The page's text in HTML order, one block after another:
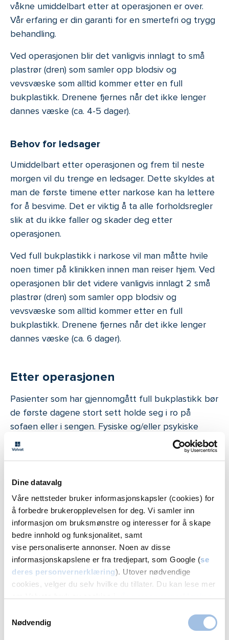
Dine datavalg
Våre nettsteder bruker informasjonskapsler (cookies) for
å forbedre brukeropplevelsen for deg. Vi samler inn
informasjon om bruksmønstre og interesser for å skape
bedre innhold og funksjonalitet, samt
vise personaliserte annonser. Noen av disse
informasjonskapslene er fra tredjepart, som Google (se
deres personvernerklæring). Utover nødvendige
cookies, velger du selv hvilke du tillater. Du kan lese mer
Nødvendig
våkne umiddelbart etter at operasjonen er over.
Vår erfaring er din garanti for en smertefri og trygg
behandling.
Ved operasjonen blir det vanligvis innlagt to små
plastrør (dren) som samler opp blodsiv og
vevsvæske som alltid kommer etter en full
bukplastikk. Drenene fjernes når det ikke lenger
dannes væske (ca. 4-5 dager).
Behov for ledsager
Umiddelbart etter operasjonen og frem til neste
morgen vil du trenge en ledsager. Dette skyldes at
man de første timene etter narkose kan ha lettere
for å besvime. Det er viktig å ta alle forholdsregler
slik at du ikke faller og skader deg etter
operasjonen.
Ved full bukplastikk i narkose vil man måtte hvile
noen timer på klinikken innen man reiser hjem. Ved
operasjonen blir det videre vanligvis innlagt 2 små
plastrør (dren) som samler opp blodsiv og
vevsvæske som alltid kommer etter en full
bukplastikk. Drenene fjernes når det ikke lenger
dannes væske (ca. 6 dager).
Etter operasjonen
Pasienter som har gjennomgått full bukplastikk bør
de første dagene stort sett holde seg i ro på
sofaen eller i sengen. Fysiske og/eller psykiske
anstrengelser vil medføre blodtrykksøkning og
øker risikoen for komplikasjoner (spesielt
Det er likevel viktig å røre på tær og ben for å
forhindre blodpropp­dannelse. Man vil trenge hjelp
til barnepass og husarbeid i minst 2-3 ukers tid.
Vanlig sykmeldingstid for liten mageplastikk er ca. 2
uker og for full mageplastikk ca 4 uker.
Smertestillende tas ved behov som foreskrevet på
forpakningen. For mye smertestillende vil kunne
Stramming i såret